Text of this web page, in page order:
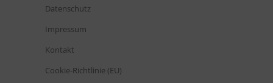
Datenschutz
Impressum
Kontakt
Cookie-Richtlinie (EU)